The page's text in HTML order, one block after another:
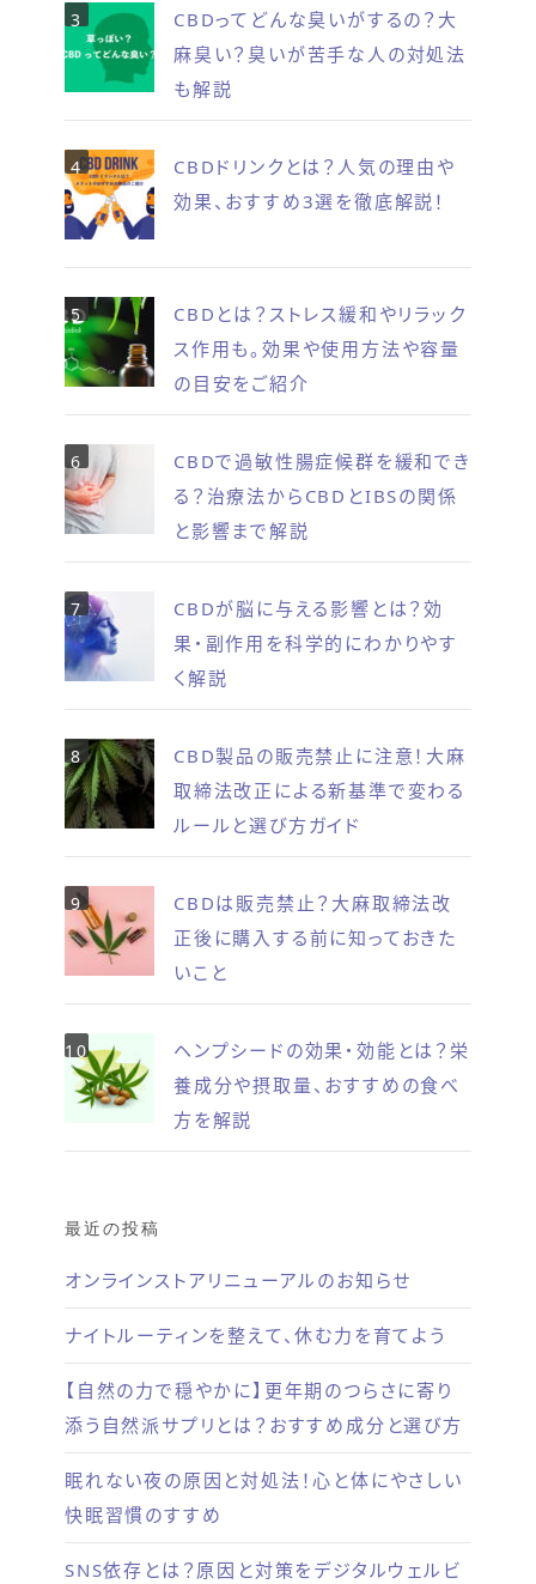
CBDってどんな臭いがするの？大
麻臭い？臭いが苦手な人の対処法
も解説
CBDドリンクとは？人気の理由や
効果、おすすめ3選を徹底解説！
CBDとは？ストレス緩和やリラック
ス作用も。効果や使用方法や容量
の目安をご紹介
CBDで過敏性腸症候群を緩和でき
る？治療法からCBDとIBSの関係
と影響まで解説
CBDが脳に与える影響とは？効
果・副作用を科学的にわかりやす
く解説
CBD製品の販売禁止に注意！大麻
取締法改正による新基準で変わる
ルールと選び方ガイド
CBDは販売禁止？大麻取締法改
正後に購入する前に知っておきた
いこと
ヘンプシードの効果・効能とは？栄
養成分や摂取量、おすすめの食べ
方を解説
最近の投稿
オンラインストアリニューアルのお知らせ
ナイトルーティンを整えて、休む力を育てよう
【自然の力で穏やかに】更年期のつらさに寄り
添う自然派サプリとは？おすすめ成分と選び方
眠れない夜の原因と対処法！心と体にやさしい
快眠習慣のすすめ
SNS依存とは？原因と対策をデジタルウェルビ